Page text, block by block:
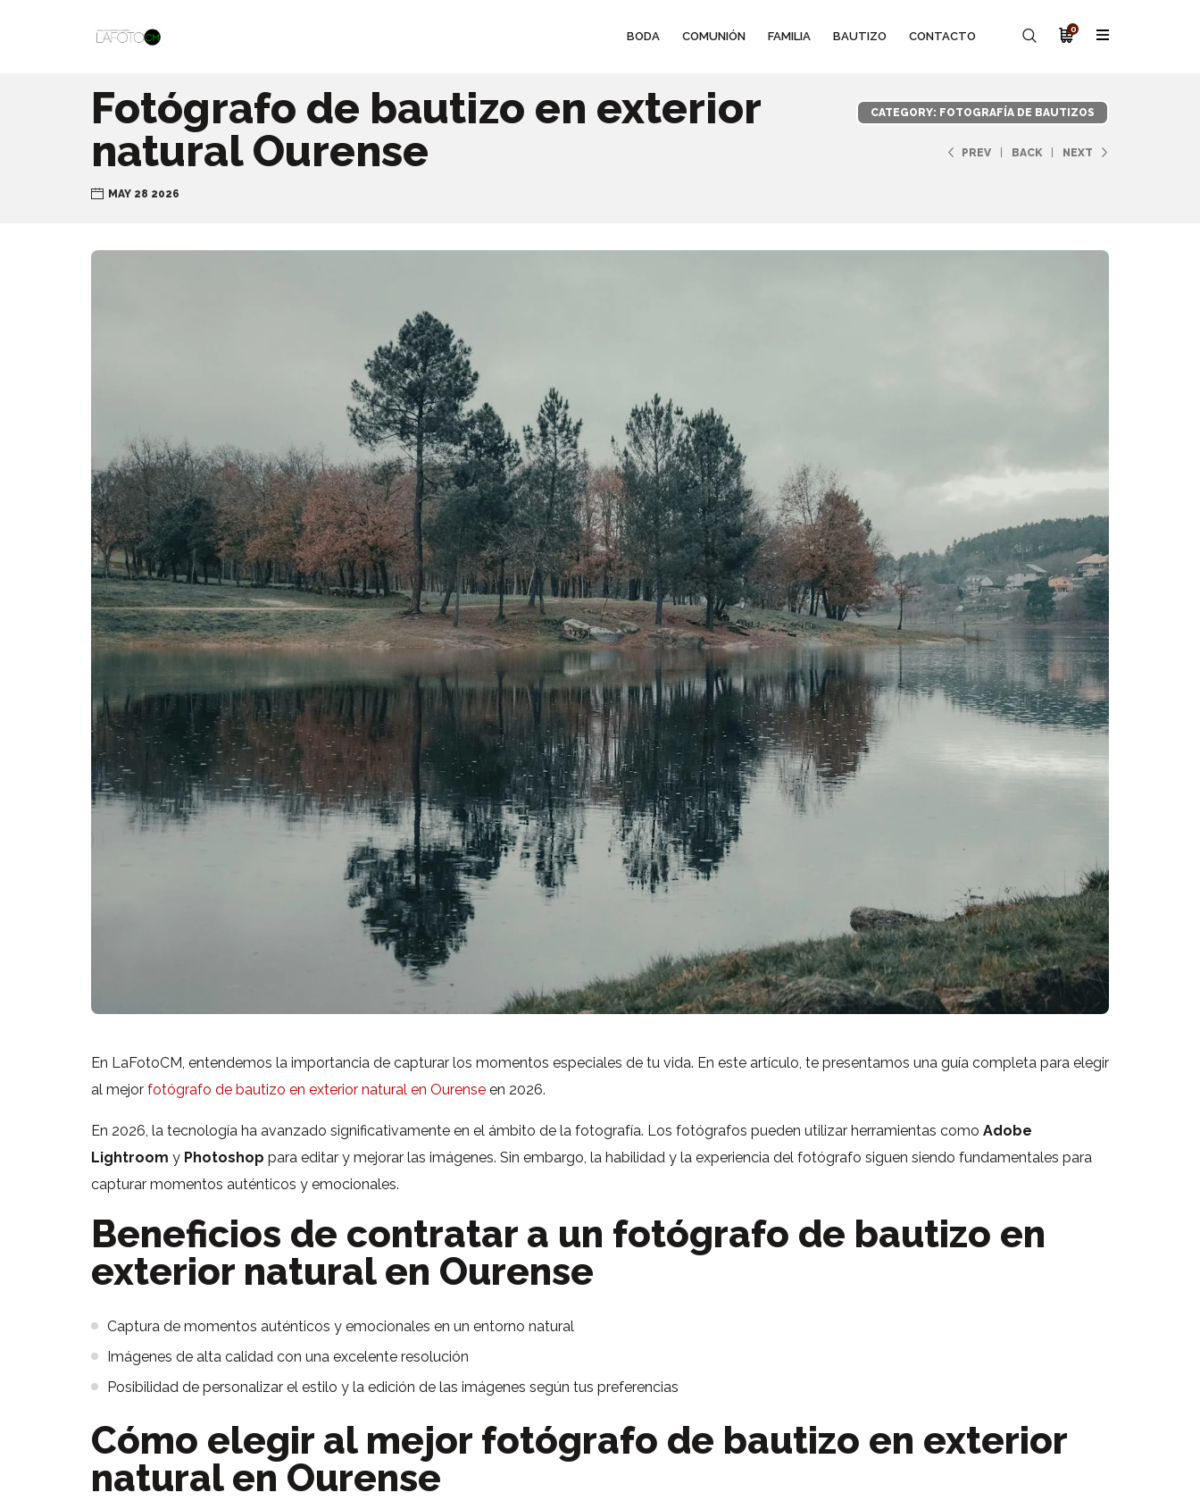
BODA COMUNIÓN FAMILIA BAUTIZO CONTACTO
0
Fotógrafo de bautizo en exterior
natural Ourense
MAY 28 2026
CATEGORY: FOTOGRAFÍA DE BAUTIZOS
PREV BACK NEXT
En LaFotoCM, entendemos la importancia de capturar los momentos especiales de tu vida. En este artículo, te presentamos una guía completa para elegir
al mejor fotógrafo de bautizo en exterior natural en Ourense en 2026.
En 2026, la tecnología ha avanzado significativamente en el ámbito de la fotografía. Los fotógrafos pueden utilizar herramientas como Adobe
Lightroom y Photoshop para editar y mejorar las imágenes. Sin embargo, la habilidad y la experiencia del fotógrafo siguen siendo fundamentales para
capturar momentos auténticos y emocionales.
Beneficios de contratar a un fotógrafo de bautizo en
exterior natural en Ourense
Captura de momentos auténticos y emocionales en un entorno natural
Imágenes de alta calidad con una excelente resolución
Posibilidad de personalizar el estilo y la edición de las imágenes según tus preferencias
Cómo elegir al mejor fotógrafo de bautizo en exterior
natural en Ourense